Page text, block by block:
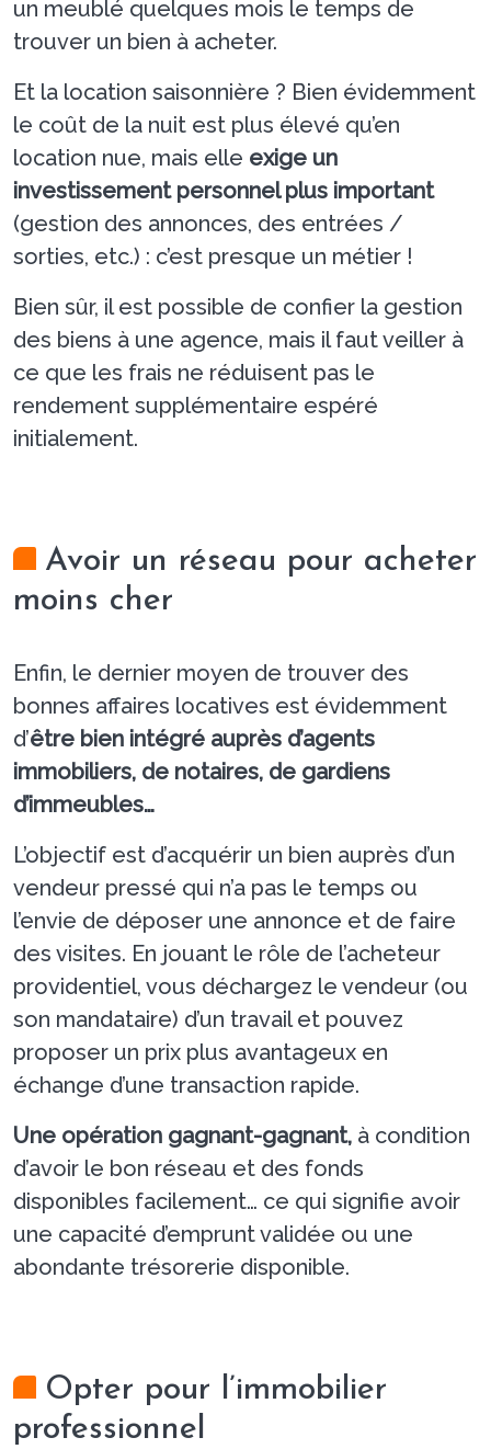
un meublé quelques mois le temps de
trouver un bien à acheter.
Et la location saisonnière ? Bien évidemment
le coût de la nuit est plus élevé qu’en
location nue, mais elle exige un
investissement personnel plus important
(gestion des annonces, des entrées /
sorties, etc.) : c’est presque un métier !
Bien sûr, il est possible de confier la gestion
des biens à une agence, mais il faut veiller à
ce que les frais ne réduisent pas le
rendement supplémentaire espéré
initialement.
Avoir un réseau pour acheter
moins cher
Enfin, le dernier moyen de trouver des
bonnes affaires locatives est évidemment
d’être bien intégré auprès d’agents
immobiliers, de notaires, de gardiens
d’immeubles…
L’objectif est d’acquérir un bien auprès d’un
vendeur pressé qui n’a pas le temps ou
l’envie de déposer une annonce et de faire
des visites. En jouant le rôle de l’acheteur
providentiel, vous déchargez le vendeur (ou
son mandataire) d’un travail et pouvez
proposer un prix plus avantageux en
échange d’une transaction rapide.
Une opération gagnant-gagnant, à condition
d’avoir le bon réseau et des fonds
disponibles facilement… ce qui signifie avoir
une capacité d’emprunt validée ou une
abondante trésorerie disponible.
Opter pour l’immobilier
professionnel